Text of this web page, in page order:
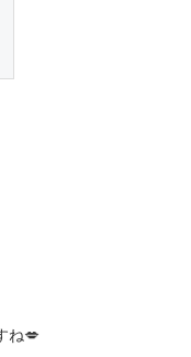
ね💋